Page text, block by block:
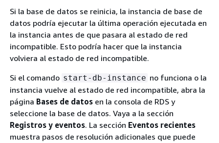
Si la base de datos se reinicia, la instancia de base de
datos podría ejecutar la última operación ejecutada en
la instancia antes de que pasara al estado de red
incompatible. Esto podría hacer que la instancia
volviera al estado de red incompatible.
Si el comando start-db-instance no funciona o la
instancia vuelve al estado de red incompatible, abra la
página Bases de datos en la consola de RDS y
seleccione la base de datos. Vaya a la sección
Registros y eventos. La sección Eventos recientes
muestra pasos de resolución adicionales que puede